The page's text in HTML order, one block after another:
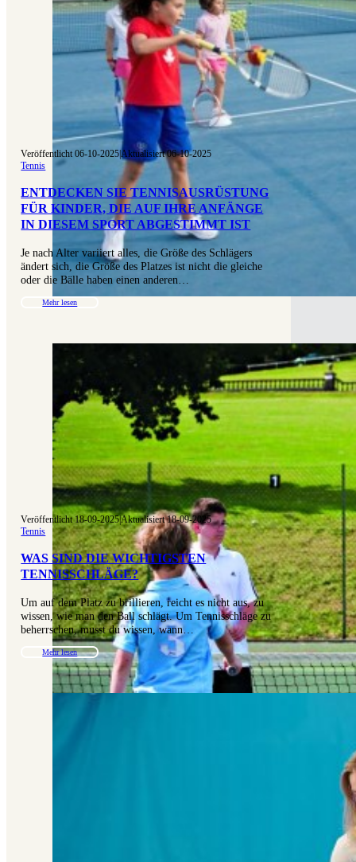
Veröffentlicht 06-10-2025|Aktualisiert 06-10-2025
Tennis
ENTDECKEN SIE TENNISAUSRÜSTUNG
FÜR KINDER, DIE AUF IHRE ANFÄNGE
IN DIESEM SPORT ABGESTIMMT IST
Je nach Alter variiert alles, die Größe des Schlägers
ändert sich, die Größe des Platzes ist nicht die gleiche
oder die Bälle haben einen anderen…
Mehr lesen
Veröffentlicht 18-09-2025|Aktualisiert 18-09-2025
Tennis
WAS SIND DIE WICHTIGSTEN
TENNISSCHLÄGE?
Um auf dem Platz zu brillieren, reicht es nicht aus, zu
wissen, wie man den Ball schlägt. Um Tennisschläge zu
beherrschen, musst du wissen, wann…
Mehr lesen